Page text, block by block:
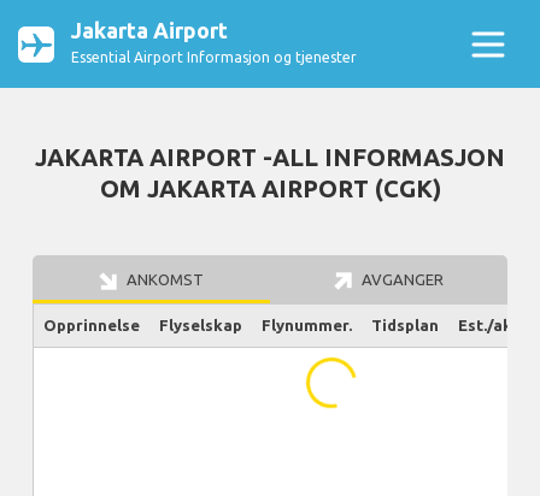
Jakarta Airport
Essential Airport Informasjon og tjenester
JAKARTA AIRPORT -ALL INFORMASJON
OM JAKARTA AIRPORT (CGK)
ANKOMST AVGANGER
Opprinnelse Flyselskap Flynummer. Tidsplan Est./
...